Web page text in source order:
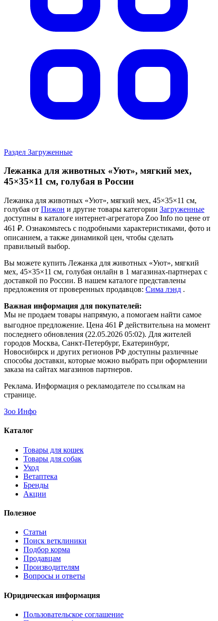
Раздел Загруженные
Лежанка для животных «Уют», мягкий мех,
45×35×11 см, голубая в России
Лежанка для животных «Уют», мягкий мех, 45×35×11 см,
голубая от Пижон и другие товары категории Загруженные
доступны в каталоге интернет-агрегатора Zoo Info по цене от
461 ₽. Ознакомьтесь с подробными характеристиками, фото и
описанием, а также динамикой цен, чтобы сделать
правильный выбор.
Вы можете купить Лежанка для животных «Уют», мягкий
мех, 45×35×11 см, голубая онлайн в 1 магазинах-партнерах с
доставкой по России. В нашем каталоге представлены
предложения от проверенных продавцов: Сима лэнд .
Важная информация для покупателей:
Мы не продаем товары напрямую, а помогаем найти самое
выгодное предложение. Цена 461 ₽ действительна на момент
последнего обновления (22.05.2026 05:02). Для жителей
городов Москва, Санкт-Петербург, Екатеринбург,
Новосибирск и других регионов РФ доступны различные
способы доставки, которые можно выбрать при оформлении
заказа на сайтах магазинов партнеров.
Реклама. Информация о рекламодателе по ссылкам на
странице.
Зоо Инфо
Каталог
Товары для кошек
Товары для собак
Уход
Ветаптека
Бренды
Акции
Полезное
Статьи
Поиск ветклиники
Подбор корма
Продавцам
Производителям
Вопросы и ответы
Юридическая информация
Пользовательское соглашение